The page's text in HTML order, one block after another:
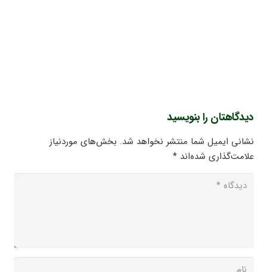
دیدگاهتان را بنویسید
نشانی ایمیل شما منتشر نخواهد شد. بخش‌های موردنیاز
علامت‌گذاری شده‌اند*